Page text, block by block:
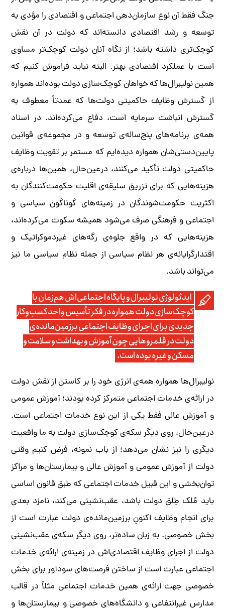
جنگ فقط آن نوع سازمان‌دهی اجتماعی و اقتصادی را مؤدی به
توسعه و رشد اقتصادی دانسته‌اند که دولت در آن نقش
کوچک‌تری داشته باشد؛ از نگاه آنان دولت کوچک‌تر مساوی
است با عملکرد اقتصادی بهتر. البته نباید فراموش کنیم که
همین نولیبرال‌ها که خواهان کوچک‌سازی دولت بوده‌اند همواره
از گسترش وظایف حاکمیتی دولت‌ها که عمدتاً معطوف به
گسترش انباشت سرمایه است، دفاع می‌کرده‌اند. در اسناد
همه‌ی برنامه‌های پنج‌ساله‌ی توسعه و در مجموعه‌ی قوانین
پایین‌دستی‌شان همواره دیده‌ایم که مستمر بر تقویت وظایف
حاکمیتی دولت تأکید می‌کنند، درعین‌حال، همین‌ها درباره‌ی
هزینه‌هایی که برای تزریق سلیقه‌ی اقلیت حکومت‌کنندگان به
اکثریت حکومت‌شوندگان در زمینه‌های گوناگون سیاسی و
اجتماعی و فرهنگی صرف می‌شود همیشه سکوت می‌کرده‌اند،
هزینه‌هایی که در واقع جلوه‌ی رگه‌های غیردموکراتیک و
اقتدارگرایانه‌ی هر نظام سیاسی از جمله نظام سیاسی ما نیز
می‌تواند باشد.
ایدئولوژی نولیبرال و پایگاه اجتماعی‌اش هم‌زمان با
کوچک‌سازی دولت همواره در فکر تأسیس واحد کسب‌وکار
جدیدی برای اجرای وظایف اجتماعی برزمین‌‌مانده‌ی
دولت در قلمروهایی چون آموزش و بهداشت و سلامت و
مسکن و غیره بوده است.
نولیبرال‌ها همواره همه‌ی انرژی خود را بر کاستن از نقش دولت
در ارائه‌ی خدمات اجتماعی متمرکز کرده بودند؛ آموزش عمومی
و آموزش عالی فقط یکی از این نوع خدمات اجتماعی است.
در‌عین‌حال، روی دیگر سکه‌ی کوچک‌سازی دولت به ما واقعیت
دیگری را نیز نشان می‌دهد؛ از باب نمونه، فرض کنیم وقتی
دولت از آموزش عمومی و آموزش عالی و بیمارستان‌ها و مراکز
توان‌بخشی و این قبیل خدمات اجتماعی که طبق قانون اساسی
باید مُلک طِلق دولت باشد، عقب‌نشینی می‌کند، نامزد بعدی
برای انجام وظایف اکنونِ برزمین‌مانده‌ی دولت عبارت است از
بخش خصوصی. به زبان ساده‌تر، روی دیگر سکه‌ی عقب‌نشینی
دولت از اجرای وظایف اقتصادی‌اش در زمینه‌ی ارائه‌ی خدمات
اجتماعی عبارت است از ساختن فرصت‌های سودآور برای بخش
خصوصی جهت ارائه‌ی همین خدمات اجتماعی مثلاً در قالب
مدارس غیرانتفاعی و دانشگاه‌های خصوصی و بیمارستان‌ها و